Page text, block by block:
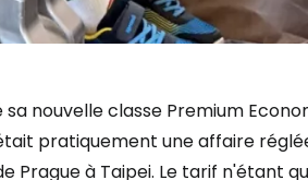
nouvelle classe Premium
pratiquement une affaire
Prague à Taipei. Le tarif n'étant